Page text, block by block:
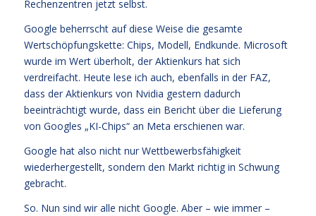
Rechenzentren jetzt selbst.
Google beherrscht auf diese Weise die gesamte
Wertschöpfungskette: Chips, Modell, Endkunde. Microsoft
wurde im Wert überholt, der Aktienkurs hat sich
verdreifacht. Heute lese ich auch, ebenfalls in der FAZ,
dass der Aktienkurs von Nvidia gestern dadurch
beeinträchtigt wurde, dass ein Bericht über die Lieferung
von Googles „KI-Chips“ an Meta erschienen war.
Google hat also nicht nur Wettbewerbsfähigkeit
wiederhergestellt, sondern den Markt richtig in Schwung
gebracht.
So. Nun sind wir alle nicht Google. Aber – wie immer –